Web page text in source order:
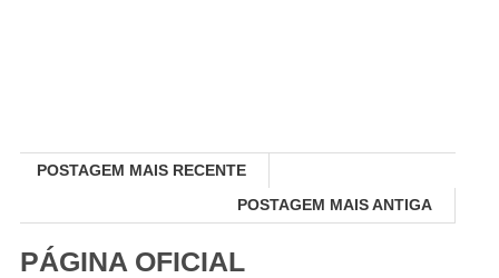
POSTAGEM MAIS RECENTE
POSTAGEM MAIS ANTIGA
PÁGINA OFICIAL